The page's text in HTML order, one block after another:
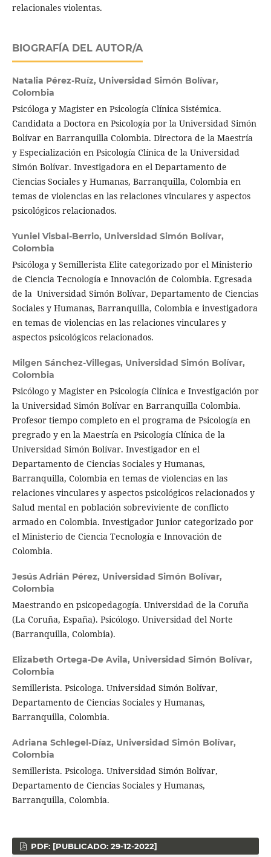
relacionales violentas.
BIOGRAFÍA DEL AUTOR/A
Natalia Pérez-Ruíz, Universidad Simón Bolívar,
Colombia
Psicóloga y Magister en Psicología Clínica Sistémica.
Candidata a Doctora en Psicología por la Universidad Simón
Bolívar en Barranquilla Colombia. Directora de la Maestría
y Especialización en Psicología Clínica de la Universidad
Simón Bolívar. Investigadora en el Departamento de
Ciencias Sociales y Humanas, Barranquilla, Colombia en
temas de violencias en las relaciones vinculares y aspectos
psicológicos relacionados.
Yuniel Visbal-Berrio, Universidad Simón Bolívar,
Colombia
Psicóloga y Semillerista Elite categorizado por el Ministerio
de Ciencia Tecnología e Innovación de Colombia. Egresada
de la Universidad Simón Bolívar, Departamento de Ciencias
Sociales y Humanas, Barranquilla, Colombia e investigadora
en temas de violencias en las relaciones vinculares y
aspectos psicológicos relacionados.
Milgen Sánchez-Villegas, Universidad Simón Bolívar,
Colombia
Psicólogo y Magister en Psicología Clínica e Investigación por
la Universidad Simón Bolívar en Barranquilla Colombia.
Profesor tiempo completo en el programa de Psicología en
pregrado y en la Maestría en Psicología Clínica de la
Universidad Simón Bolívar. Investigador en el
Departamento de Ciencias Sociales y Humanas,
Barranquilla, Colombia en temas de violencias en las
relaciones vinculares y aspectos psicológicos relacionados y
Salud mental en población sobreviviente de conflicto
armado en Colombia. Investigador Junior categorizado por
el Ministerio de Ciencia Tecnología e Innovación de
Colombia.
Jesús Adrián Pérez, Universidad Simón Bolívar,
Colombia
Maestrando en psicopedagogía. Universidad de la Coruña
(La Coruña, España). Psicólogo. Universidad del Norte
(Barranquilla, Colombia).
Elizabeth Ortega-De Avila, Universidad Simón Bolívar,
Colombia
Semillerista. Psicologa. Universidad Simón Bolívar,
Departamento de Ciencias Sociales y Humanas,
Barranquilla, Colombia.
Adriana Schlegel-Díaz, Universidad Simón Bolívar,
Colombia
Semillerista. Psicologa. Universidad Simón Bolívar,
Departamento de Ciencias Sociales y Humanas,
Barranquilla, Colombia.
PDF: [PUBLICADO: 29-12-2022]